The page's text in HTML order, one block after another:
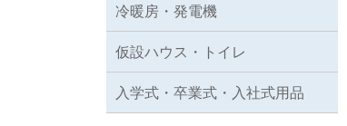
冷暖房・発電機
仮設ハウス・トイレ
入学式・卒業式・入社式用品